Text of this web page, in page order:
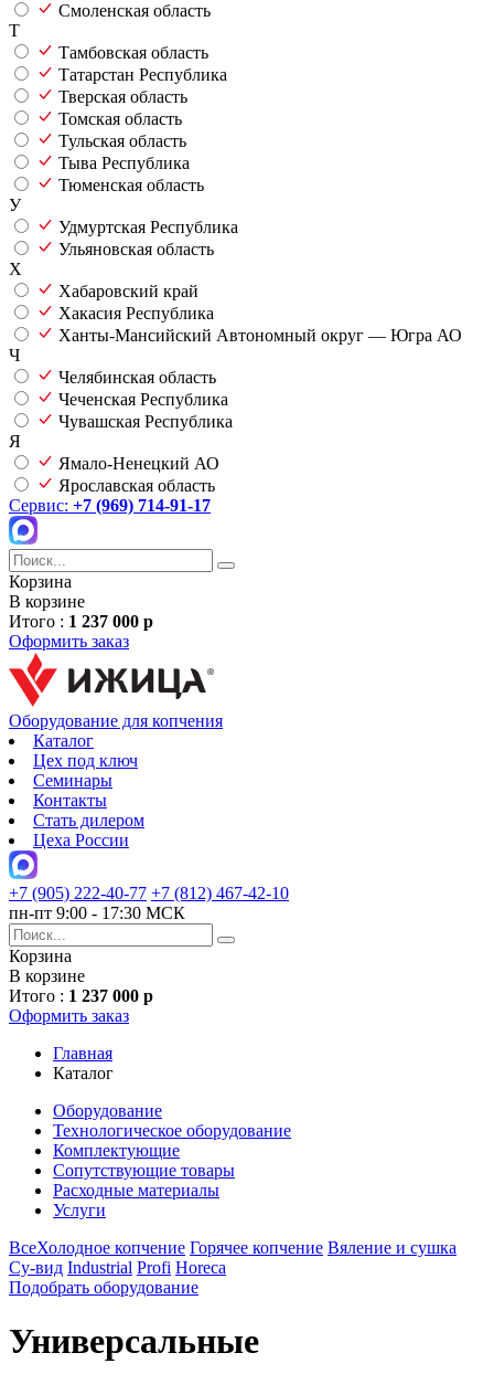
Смоленская область
Т
Тамбовская область
Татарстан Республика
Тверская область
Томская область
Тульская область
Тыва Республика
Тюменская область
У
Удмуртская Республика
Ульяновская область
Х
Хабаровский край
Хакасия Республика
Ханты-Мансийский Автономный округ — Югра АО
Ч
Челябинская область
Чеченская Республика
Чувашская Республика
Я
Ямало-Ненецкий АО
Ярославская область
Сервис: +7 (969) 714-91-17
Корзина
В корзине
Итого : 1 237 000 р
Оформить заказ
Оборудование для копчения
Каталог
Цех под ключ
Семинары
Контакты
Стать дилером
Цеха России
+7 (905) 222-40-77 +7 (812) 467-42-10
пн-пт 9:00 - 17:30 МСК
Корзина
В корзине
Итого : 1 237 000 р
Оформить заказ
Главная
Каталог
Оборудование
Технологическое оборудование
Комплектующие
Сопутствующие товары
Расходные материалы
Услуги
ВсеХолодное копчение Горячее копчение Вяление и сушка
Су-вид Industrial Profi Horeca
Подобрать оборудование
Универсальные